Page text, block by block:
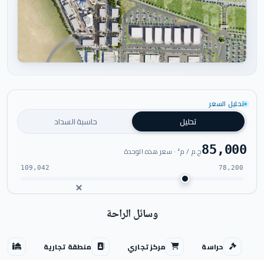
تحليل السعر
تحليل حاسبة السداد
85,000ج.م / م² · سعر هذه الوحدة
78,200
109,042
وسائل الراحة
حراسة مركز تجاري منطقة تجارية